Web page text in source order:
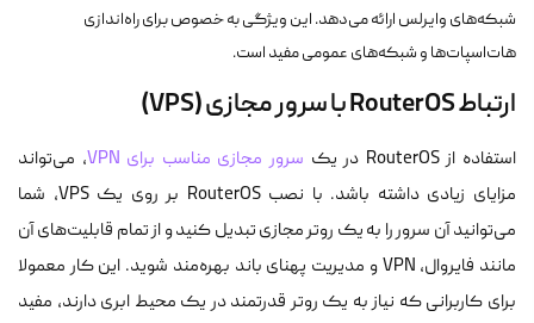
شبکه‌های وایرلس ارائه می‌دهد. این ویژگی به خصوص برای راه‌اندازی
هات‌اسپات‌ها و شبکه‌های عمومی مفید است.
ارتباط RouterOS با سرور مجازی (VPS)
استفاده از RouterOS در یک سرور مجازی مناسب برای VPN
، می‌تواند
مزایای زیادی داشته باشد. با نصب RouterOS بر روی یک VPS، شما
می‌توانید آن سرور را به یک روتر مجازی تبدیل کنید و از تمام قابلیت‌های آن
مانند فایروال، VPN و مدیریت پهنای باند بهره‌مند شوید. این کار معمولا
برای کاربرانی که نیاز به یک روتر قدرتمند در یک محیط ابری دارند، مفید